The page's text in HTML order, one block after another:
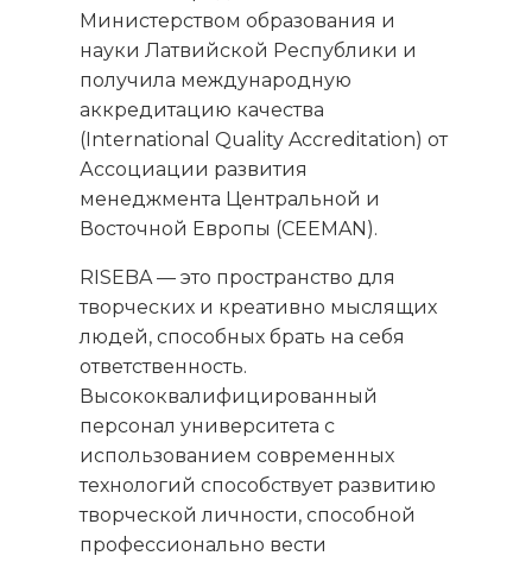
Министерством образования и
науки Латвийской Республики и
получила международную
аккредитацию качества
(International Quality Accreditation) от
Ассоциации развития
менеджмента Центральной и
Восточной Европы (CEEMAN).
RISEBA — это пространство для
творческих и креативно мыслящих
людей, способных брать на себя
ответственность.
Высококвалифицированный
персонал университета с
использованием современных
технологий способствует развитию
творческой личности, способной
профессионально вести